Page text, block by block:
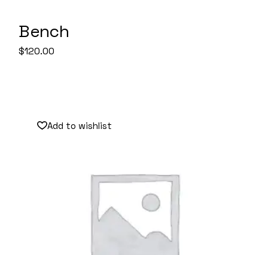
Bench
$120.00
Add to wishlist